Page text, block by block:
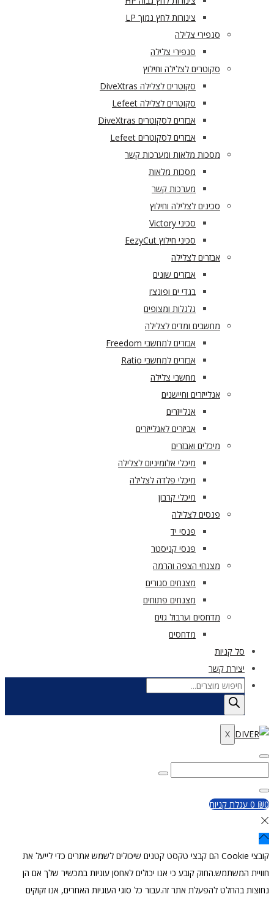
צינורות לחץ נמוך LP
סנפירי צלילה
סנפירי צלילה
סקוטרים לצלילה וחילוץ
סקוטרים לצלילה DiveXtras
סקוטרים לצלילה Lefeet
אבזרים לסקוטרים DiveXtras
אבזרים לסקוטרים Lefeet
מסכות מלאות ומערכות קשר
מסכות מלאות
מערכות קשר
סכינים לצלילה וחילוץ
סכיני חילוץ EezyCut
אבזרים לצלילה
אבזרים שונים
בגדי ים ופונצ’ו
גלגלות ומצופים
מחשבים ומדים לצלילה
אבזרים למחשבי Freedom
אבזרים למחשבי Ratio
מחשבי צלילה
אנלייזרים וחיישנים
אנלייזרים
אביזרים לאנלייזרים
מיכלים ואבזרים
מיכלי אלומיניום לצלילה
מיכלי פלדה לצלילה
מיכלי קרבון
פנסים לצלילה
פנסי יד
פנסי קניסטר
מצנחי הצפה והרמה
מצנחים סגורים
מצנחים פתוחים
מדחסים וערבול גזים
מדחסים
קניות
קשר
X
Search
קניות
קובצי Cookie הם קבצי טקסט קטנים שיכולים לשמש אתרים כדי לייעל את
קובע כי אנו יכולים לאחסן עוגיות במכשיר שלך אם הן
להפעלת אתר זה.עבור כל סוגי העוגיות האחרים, אנו זקוקים